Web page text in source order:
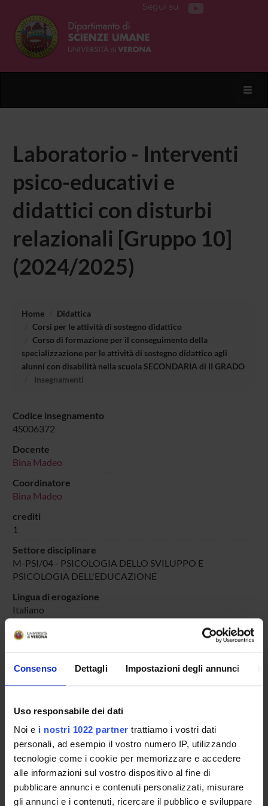
Consenso Dettagli Impostazioni degli annunci
Uso responsabile dei dati
Noi e i nostri 1022 partner trattiamo i vostri dati
personali, ad esempio il vostro numero IP, utilizzando
tecnologie come i cookie per memorizzare e accedere
alle informazioni sul vostro dispositivo al fine di
pubblicare annunci e contenuti personalizzati, misurare
gli annunci e i contenuti, ricercare il pubblico e sviluppare
Segui su
Laboratorio - Interventi
psico-educativi e
didattici con disturbi
relazionali [Gruppo 10]
(2024/2025)
Home
Didattica
Corsi per le attività di sostegno didattico
Corso di formazione per il conseguimento della
specializzazione per le attività di sostegno didattico agli
alunni con disabilità nella scuola SECONDARIA di II GRADO
Insegnamenti
Codice insegnamento
4S006372
Docente
Bina Madeo
Coordinatore
Bina Madeo
crediti
1
Settore disciplinare
M-PSI/04 - PSICOLOGIA DELLO SVILUPPO E
PSICOLOGIA DELL'EDUCAZIONE
Lingua di erogazione
Italiano
Periodo
DIDATTICA SOSTEGNO
dal 25-ott-2025 al 30-giu-2025.
Avvisi relativi al corso
Vai all'orario delle lezioni